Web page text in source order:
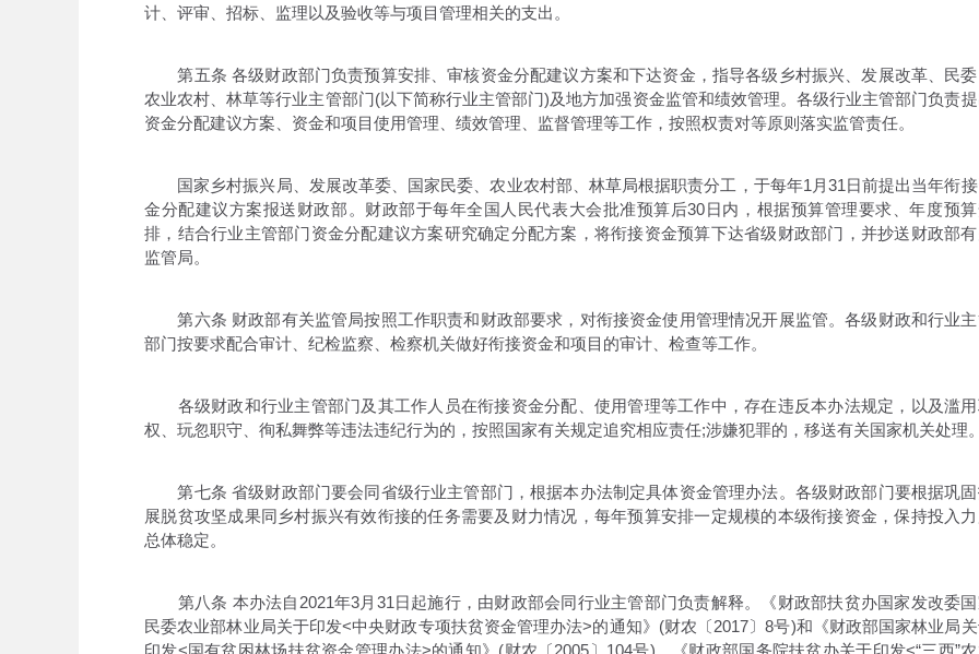
计、评审、招标、监理以及验收等与项目管理相关的支出。
第五条 各级财政部门负责预算安排、审核资金分配建议方案和下达资金，指导各级乡村振兴、发展改革、民委
农业农村、林草等行业主管部门(以下简称行业主管部门)及地方加强资金监管和绩效管理。各级行业主管部门负责提
资金分配建议方案、资金和项目使用管理、绩效管理、监督管理等工作，按照权责对等原则落实监管责任。
国家乡村振兴局、发展改革委、国家民委、农业农村部、林草局根据职责分工，于每年1月31日前提出当年衔
金分配建议方案报送财政部。财政部于每年全国人民代表大会批准预算后30日内，根据预算管理要求、年度预
排，结合行业主管部门资金分配建议方案研究确定分配方案，将衔接资金预算下达省级财政部门，并抄送财政部
监管局。
第六条 财政部有关监管局按照工作职责和财政部要求，对衔接资金使用管理情况开展监管。各级财政和行业
部门按要求配合审计、纪检监察、检察机关做好衔接资金和项目的审计、检查等工作。
各级财政和行业主管部门及其工作人员在衔接资金分配、使用管理等工作中，存在违反本办法规定，以及滥
权、玩忽职守、徇私舞弊等违法违纪行为的，按照国家有关规定追究相应责任;涉嫌犯罪的，移送有关国家机关处理。
第七条 省级财政部门要会同省级行业主管部门，根据本办法制定具体资金管理办法。各级财政部门要根据巩
展脱贫攻坚成果同乡村振兴有效衔接的任务需要及财力情况，每年预算安排一定规模的本级衔接资金，保持投入
总体稳定。
第八条 本办法自2021年3月31日起施行，由财政部会同行业主管部门负责解释。《财政部扶贫办国家发改委
民委农业部林业局关于印发<中央财政专项扶贫资金管理办法>的通知》(财农〔2017〕8号)和《财政部国家林业局
印发<国有贫困林场扶贫资金管理办法>的通知》(财农〔2005〕104号)、《财政部国务院扶贫办关于印发<“三西”